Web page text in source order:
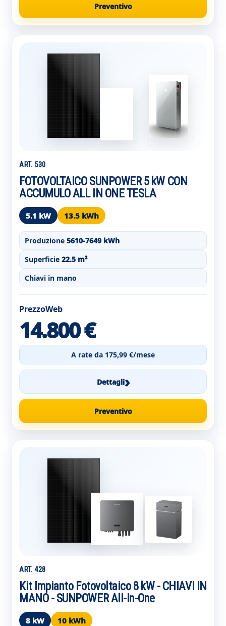
Preventivo
ART. 530
FOTOVOLTAICO SUNPOWER 5 kW CON
ACCUMULO ALL IN ONE TESLA
5.1 kW 13.5 kWh
Produzione 5610-7649 kWh
Superficie 22.5 m²
Chiavi in mano
PrezzoWeb
14.800 €
A rate da 175,99 €/mese
Dettagli›
Preventivo
ART. 428
Kit Impianto Fotovoltaico 8 kW - CHIAVI IN
MANO - SUNPOWER All-In-One
8 kW 10 kWh